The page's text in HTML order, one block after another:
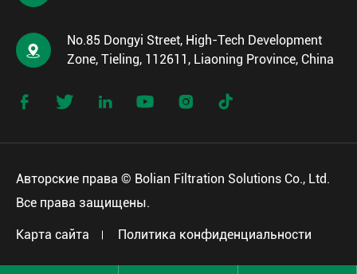

No.85 Dongyi Street, High-Tech Development
Zone, Tieling, 112611, Liaoning Province, China
     
Авторские права © Bolian Filtration Solutions Co., Ltd.
Все права защищены.
Карта сайта Политика конфиденциальности